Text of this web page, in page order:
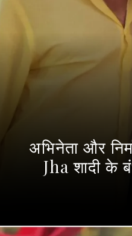
अभिनेता और
Jha शादी के